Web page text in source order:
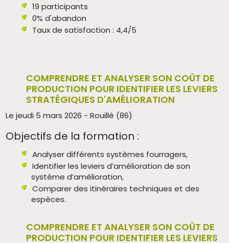
19 participants
0% d'abandon
Taux de satisfaction : 4,4/5
COMPRENDRE ET ANALYSER SON COÛT DE
PRODUCTION POUR IDENTIFIER LES LEVIERS
STRATÉGIQUES D'AMÉLIORATION
Le jeudi 5 mars 2026 - Rouillé (86)
Objectifs de la formation :
Analyser différents systèmes fourragers,
Identifier les leviers d’amélioration de son
système d’amélioration,
Comparer des itinéraires techniques et des
espèces.
COMPRENDRE ET ANALYSER SON COÛT DE
PRODUCTION POUR IDENTIFIER LES LEVIERS